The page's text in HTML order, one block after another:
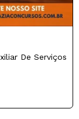
De Serviços